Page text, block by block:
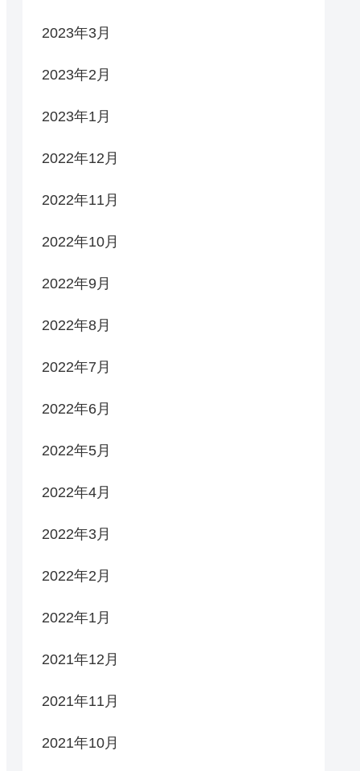
2023年3月
2023年2月
2023年1月
2022年12月
2022年11月
2022年10月
2022年9月
2022年8月
2022年7月
2022年6月
2022年5月
2022年4月
2022年3月
2022年2月
2022年1月
2021年12月
2021年11月
2021年10月